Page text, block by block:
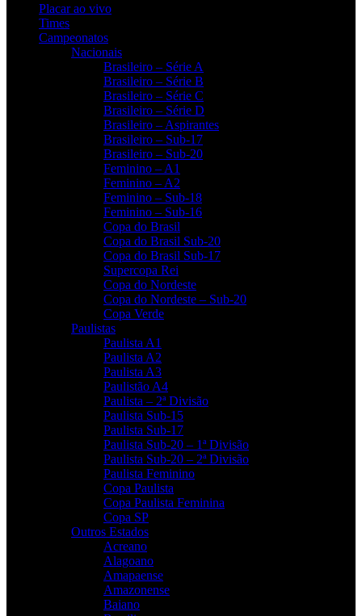
Placar ao vivo
Times
Campeonatos
Nacionais
Brasileiro – Série A
Brasileiro – Série B
Brasileiro – Série C
Brasileiro – Série D
Brasileiro – Aspirantes
Brasileiro – Sub-17
Brasileiro – Sub-20
Feminino – A1
Feminino – A2
Feminino – Sub-18
Feminino – Sub-16
Copa do Brasil
Copa do Brasil Sub-20
Copa do Brasil Sub-17
Supercopa Rei
Copa do Nordeste
Copa do Nordeste – Sub-20
Copa Verde
Paulistas
Paulista A1
Paulista A2
Paulista A3
Paulistão A4
Paulista – 2ª Divisão
Paulista Sub-15
Paulista Sub-17
Paulista Sub-20 – 1ª Divisão
Paulista Sub-20 – 2ª Divisão
Paulista Feminino
Copa Paulista
Copa Paulista Feminina
Copa SP
Outros Estados
Acreano
Alagoano
Amapaense
Amazonense
Baiano